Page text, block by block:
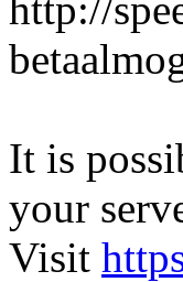
It is
your
Visit